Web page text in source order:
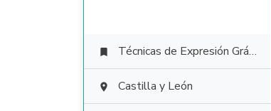
 Técnicas de Expresión Gráfico Plástica
 Castilla y León